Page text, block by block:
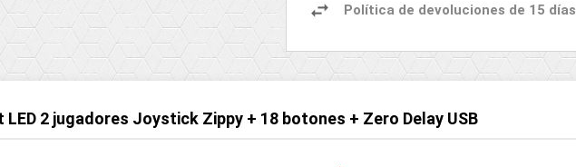
Política de devoluciones de 15 días
LED 2 jugadores Joystick Zippy + 18 botones + Zero Delay USB